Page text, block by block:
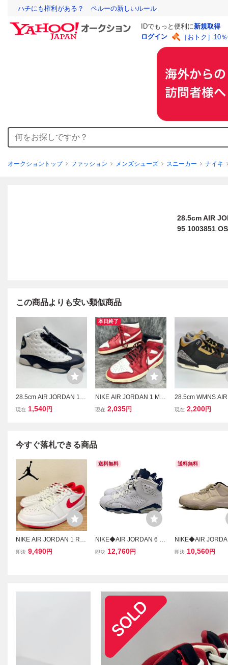
ハチにも権利がある？ ペルーの新しいルール
IDでもっと便利に新規取得
ログイン
［おトク］10
オークショントップ ファッション メンズシューズ スニーカー ナイキ
28.5cm AIR
95 1003851
この商品よりも安い類似商品
28.5cm AIR JORDAN 13
RETRO 414571-144 エア
現在 1,540円
本日終了
NIKE AIR JORDAN 1 MID
ナイキ エア ジョーダン 1
現在 2,035円
28.5cm WMNS
AN 3 RETRO
現在 2,200円
今すぐ落札できる商品
NIKE AIR JORDAN 1 RE
TRO LOW OG ナイキ エ
即決 9,490円
送料無料
NIKE◆AIR JORDAN 6 R
ETRO_エア ジョーダン 6
即決 12,760円
送料無料
NIKE◆AIR
RETRO LOW_エ
即決 10,560円